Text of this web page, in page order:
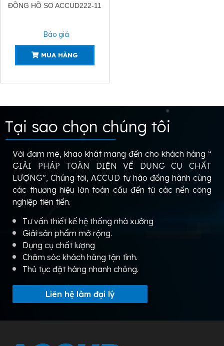
ĐỒNG HỒ SO ACCUD222-11
Báo giá
MUA HÀNG
Tại sao chọn chúng tôi
Với đam mê, khao khát mang đến cho khách hàng “
GIẢI PHÁP TOÀN DIỆN VỀ DỤNG CỤ CHẤT
LƯỢNG”, Chúng tôi, ACCUD tự hào đồng hành cùng
các thương hiệu lớn toàn cầu đến từ các nền công
nghiệp tiên tiến.
Tư vấn thiết kế hệ thống nhà xưởng
Giải sản phẩm mở rộng.
Dụng cụ chất lượng
Chăm sóc khách hàng tận tình.
Thủ tục đặt hàng nhanh chóng.
Liên hệ làm đại lý